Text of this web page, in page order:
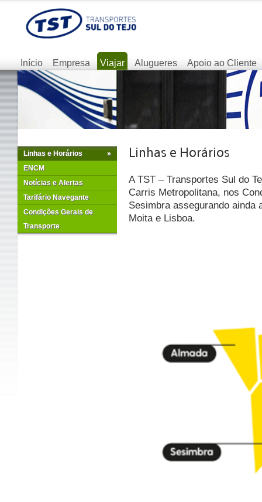
Início Empresa Viajar Alugueres Apoio ao Cliente
»
Linhas e Horários
ENCM
Notícias e Alertas
Tarifário Navegante
Condições Gerais de
Transporte
A TST – Transportes Sul do
Carris Metropolitana, nos
Sesimbra assegurando ainda
Moita e Lisboa.